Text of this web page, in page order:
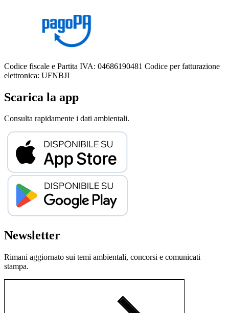
Codice fiscale e Partita IVA: 04686190481 Codice per fatturazione
elettronica: UFNBJI
Scarica la app
Consulta rapidamente i dati ambientali.
Newsletter
Rimani aggiornato sui temi ambientali, concorsi e comunicati
stampa.